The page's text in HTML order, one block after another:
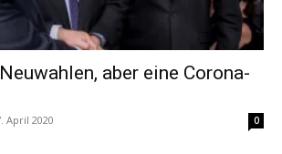
aber eine Corona-
April 2020 0